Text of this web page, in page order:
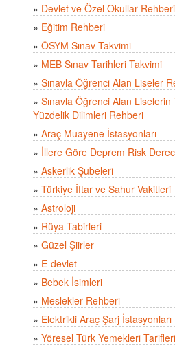
» Devlet ve Özel Okullar Rehberi
» Eğitim Rehberi
» ÖSYM Sınav Takvimi
» MEB Sınav Tarihleri Takvimi
» Sınavla Öğrenci Alan Liseler
» Sınavla Öğrenci Alan
Yüzdelik Dilimleri Rehberi
» Araç Muayene İstasyonları
» İllere Göre Deprem Risk
» Askerlik Şubeleri
» Türkiye İftar ve Sahur Vakitleri
» Astroloji
» Rüya Tabirleri
» Güzel Şiirler
» E-devlet
» Bebek İsimleri
» Meslekler Rehberi
» Elektrikli Araç Şarj İstasyonları
» Yöresel Türk Yemekleri Tarifleri